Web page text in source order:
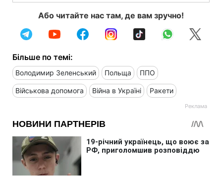
Або читайте нас там, де вам зручно!
Більше по темі:
Володимир Зеленський Польща ППО
Військова допомога Війна в Україні Ракети